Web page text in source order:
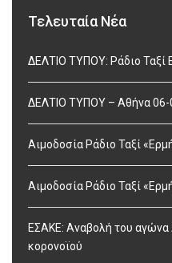
Τελευταία Νέα
ΔΕΛΤΙΟ ΤΥΠΟΥ: Ράδιο Ταξί
ΔΕΛΤΙΟ ΤΥΠΟΥ – Αθήνα 06-
Αιμοδοσία Ράδιο Ταξί
Αιμοδοσία Ράδιο Ταξί
ΕΣΑΚΕ: Αναβολή του
κορονοϊού